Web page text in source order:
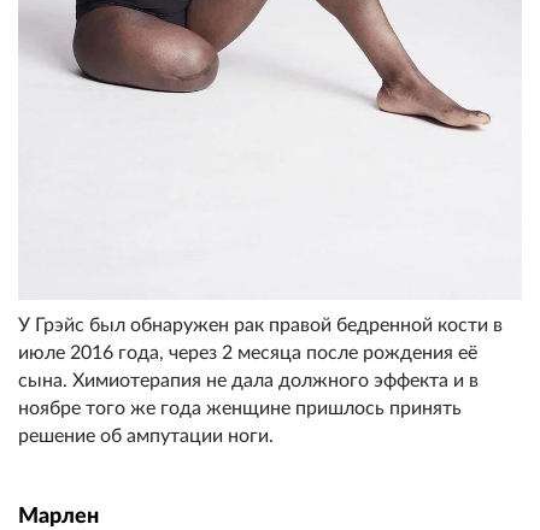
У Грэйс был обнаружен рак правой бедренной кости в
июле 2016 года, через 2 месяца после рождения её
сына. Химиотерапия не дала должного эффекта и в
ноябре того же года женщине пришлось принять
решение об ампутации ноги.
Марлен